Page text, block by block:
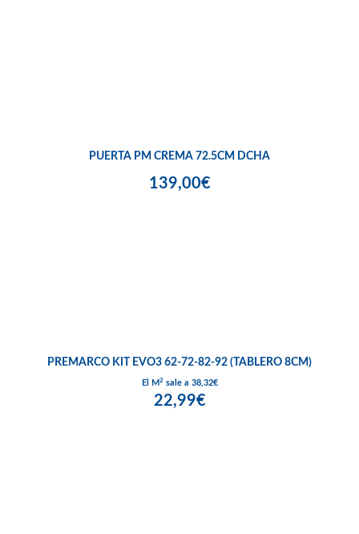
PUERTA PM CREMA 72.5CM DCHA
139,00€
PREMARCO KIT EVO3 62-72-82-92 (TABLERO 8CM)
El M2sale a 38,32€
22,99€